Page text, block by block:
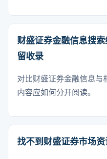
财盛证券金融信息搜
留收录
对比财盛证券金融信息与
内容应如何分开阅读。
找不到财盛证券市场